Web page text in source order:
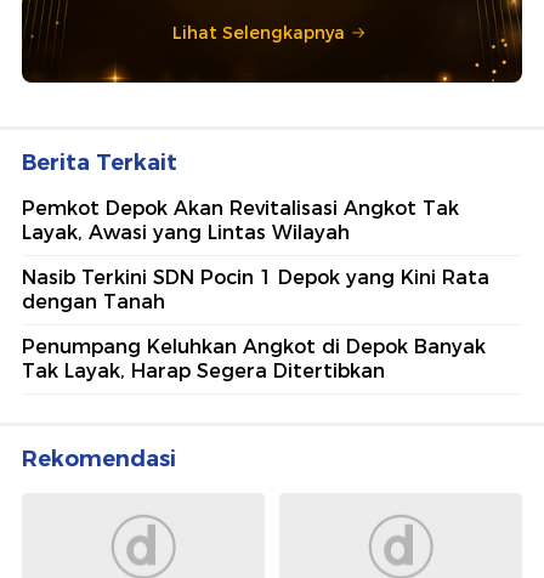
Lihat Selengkapnya
Berita Terkait
Pemkot Depok Akan Revitalisasi Angkot Tak
Layak, Awasi yang Lintas Wilayah
Nasib Terkini SDN Pocin 1 Depok yang Kini Rata
dengan Tanah
Penumpang Keluhkan Angkot di Depok Banyak
Tak Layak, Harap Segera Ditertibkan
Rekomendasi